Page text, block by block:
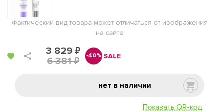
Фактический вид товара может отличаться от изображения
на сайте
3 829 ₽
6 381 ₽
-40% SALE
нет в наличии
Показать QR-код